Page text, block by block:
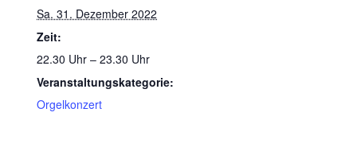
Sa. 31. Dezember 2022
Zeit:
22.30 Uhr – 23.30 Uhr
Veranstaltungskategorie:
Orgelkonzert